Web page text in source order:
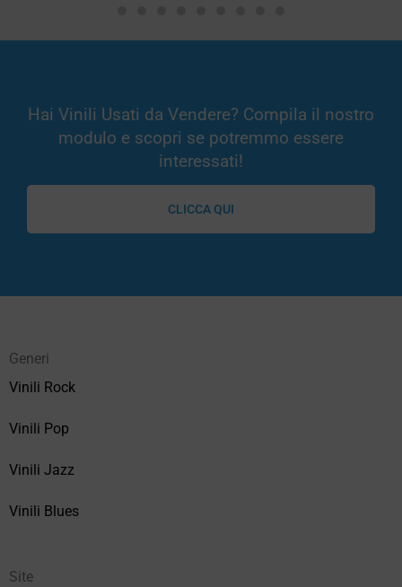
Hai Vinili Usati da Vendere? Compila il nostro
modulo e scopri se potremmo essere
interessati!
CLICCA QUI
Generi
Vinili Rock
Vinili Pop
Vinili Jazz
Vinili Blues
Site